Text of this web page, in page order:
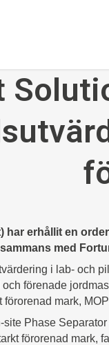
erhållit en
med
i lab- och
förenade
förorenad mark,
site Phase
förorenad mark,